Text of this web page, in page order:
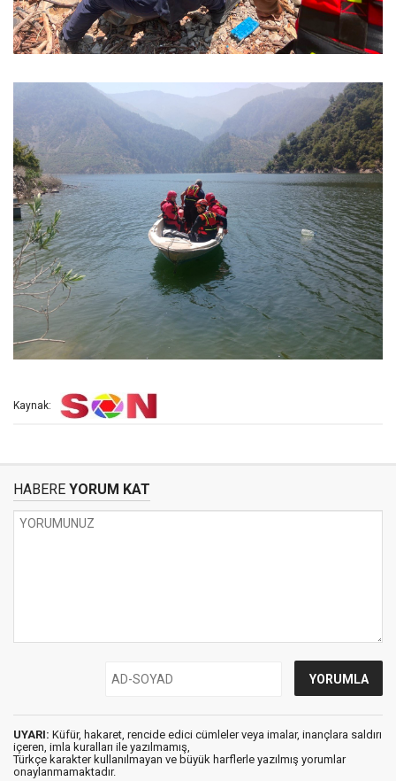
Kaynak:
HABERE YORUM KAT
UYARI: Küfür, hakaret, rencide edici cümleler veya imalar, inançlara saldırı
içeren, imla kuralları ile yazılmamış,
Türkçe karakter kullanılmayan ve büyük harflerle yazılmış yorumlar
onaylanmamaktadır.